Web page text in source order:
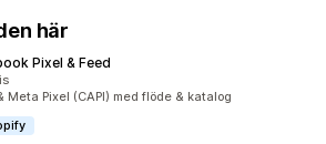
här
Pixel & Feed
Meta Pixel (CAPI) med flöde & katalog